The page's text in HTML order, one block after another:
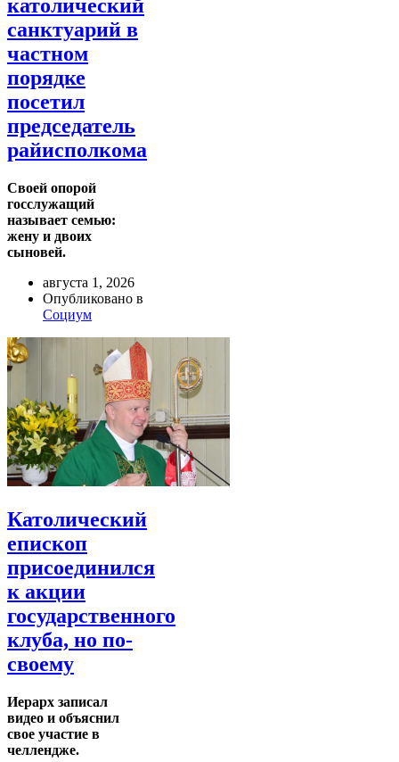
католический
санктуарий в
частном
порядке
посетил
председатель
райисполкома
Своей опорой
госслужащий
называет семью:
жену и двоих
сыновей.
августа 1, 2026
Опубликовано в
Социум
Католический
епископ
присоединился
к акции
государственного
клуба, но по-
своему
Иерарх записал
видео и объяснил
свое участие в
челлендже.